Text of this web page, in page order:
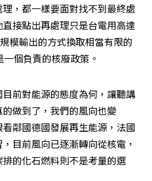
，都一樣要面對找不到最終處
接點出再處理只是台電用高達
模輸出的方式換取相當有限的
個負責的核廢政策。
前對能源的態度為何，讓聽講
做到了，我們的風向也變
鄰國德國發展再生能源，法國
目前風向已逐漸轉向從核電，
的化石燃料則不是考量的選